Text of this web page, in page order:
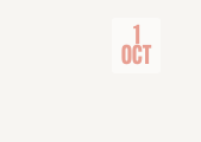
1
Oct